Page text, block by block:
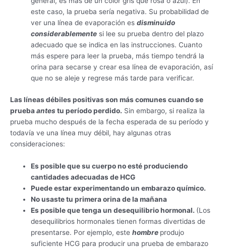
este caso, la prueba sería negativa. Su probabilidad de
ver una línea de evaporación esdisminuido
considerablemente si lee su prueba dentro del plazo
adecuado que se indica en las instrucciones. Cuanto
más espere para leer la prueba, más tiempo tendrá la
orina para secarse y crear esa línea de evaporación, así
que no se aleje y regrese más tarde para verificar.
Las líneas débiles positivas son más comunes cuando se
pruebaantestu período perdido. Sin embargo, si realiza la
prueba mucho después de la fecha esperada de su período y
todavía ve una línea muy débil, hay algunas otras
consideraciones:
Es posible que su cuerpo no esté produciendo
cantidades adecuadas de HCG
Puede estar experimentando un embarazo químico.
No usaste tu primera orina de la mañana
Es posible que tenga un desequilibrio hormonal. (Los
desequilibrios hormonales tienen formas divertidas de
presentarse. Por ejemplo, estehombre produjo
suficiente HCG para producir una prueba de embarazo